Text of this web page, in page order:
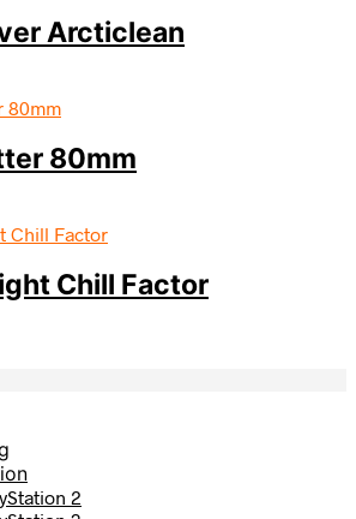
Arcticlean
80mm
Chill Factor
2